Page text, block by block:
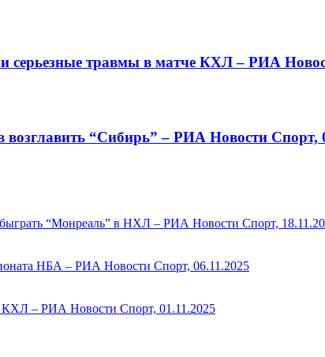
травмы в матче КХЛ – РИА
возглавить “Сибирь” – РИА Новости Спорт,
“Монреаль” в НХЛ – РИА Новости Спорт,
НБА – РИА Новости Спорт, 06.11.2025
КХЛ – РИА Новости Спорт, 01.11.2025